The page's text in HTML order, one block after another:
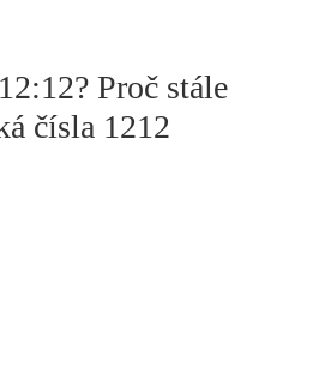
Proč stále
čísla 1212